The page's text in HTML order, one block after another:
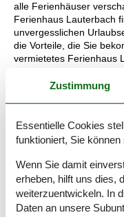
alle Ferienhäuser
Ferienhaus Lauterbach
unvergesslichen
die Vorteile, die Sie
vermietetes Ferienhaus
Tipps:
deutschen Insel Rügen.
diese Insel ideal für
idyllisch am
Bäderarchitektur sowie
Geschäfte prägen den
Die weitere touristische
ausgebaut, so gibt es
Zustimmung
Essentielle Cookies
funktioniert, Sie
Wenn Sie damit
erheben, hilft uns dies,
weiterzuentwickeln. In
Daten an unsere